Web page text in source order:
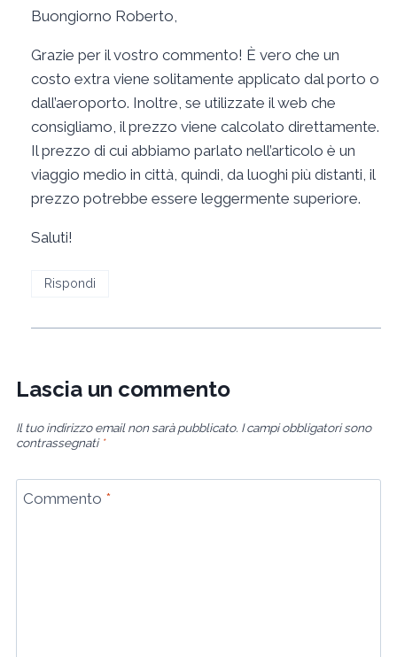
Buongiorno Roberto,
Grazie per il vostro commento! È vero che un
costo extra viene solitamente applicato dal porto o
dall’aeroporto. Inoltre, se utilizzate il web che
consigliamo, il prezzo viene calcolato direttamente.
Il prezzo di cui abbiamo parlato nell’articolo è un
viaggio medio in città, quindi, da luoghi più distanti, il
prezzo potrebbe essere leggermente superiore.
Saluti!
Rispondi
Lascia un commento
Il tuo indirizzo email non sarà pubblicato. I campi obbligatori sono
contrassegnati *
Commento *